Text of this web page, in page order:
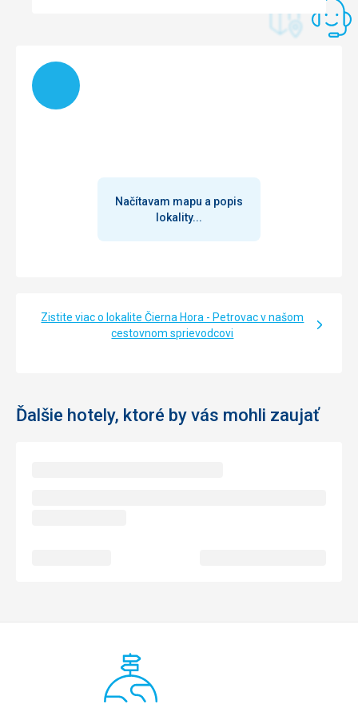
Načítam
Načítavam mapu a popis
lokality...
Zistite viac o lokalite Čierna Hora - Petrovac v našom
cestovnom sprievodcovi
Ďalšie hotely, ktoré by vás mohli zaujať